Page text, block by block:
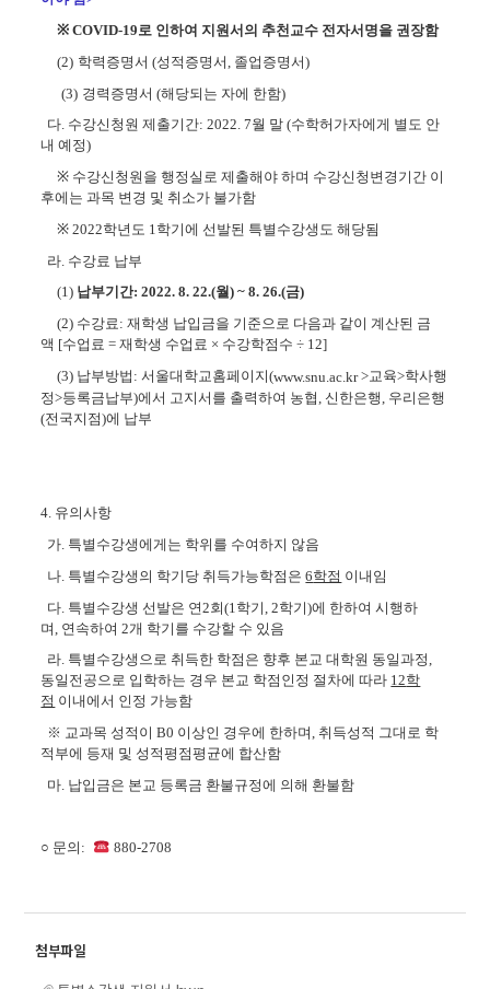
※COVID-19로 인하여 지원서의 추천교수 전자서명을 권장함
(2) 학력증명서(성적증명서 졸업증명서)
(3) 경력증명서(해당되는 자에 한함)
다. 수강신청원 제출기간: 2022. 7월 말 (수학허가자에게 별도 안
내 예정)
※ 수강신청원을 행정실로 제출해야 하며 수강신청변경기간 이
후에는 과목 변경 및 취소가 불가함
※2022학년도 1 학기에 선발된 특별수강생도 해당됨
라 수강료 납부
(1) 납부기간: 2022. 8. 22.(월) ~ 8. 26.(금)
(2) 수강료:재학생 납입금을 기준으로 다음과 같이 계산된 금
액 [수업료=재학생 수업료 × 수강학점수÷ 12]
(3) 납부방법 :서울대학교홈페이지(www.snu.ac.kr>교육>학사행
정>등록금납부)에서 고지서를 출력하여 농협, 신한은행, 우리은행
(전국지점)에 납부
4. 유의사항
가. 특별수강생에게는 학위를 수여하지 않음
나 특별수강생의 학기당 취득가능학점은6학점 이내임
다 특별수강생 선발은 연2회(1 학기 , 2학기)에 한하여 시행하
며 연속하여2개 학기를 수강할 수 있음
라. 특별수강생으로 취득한 학점은 향후 본교 대학원 동일과정,
동일전공으로 입학하는 경우 본교 학점인정 절차에 따라 12학
점 이내에서 인정 가능함
※ 교과목 성적이 B0 이상인 경우에 한하며, 취득성적 그대로 학
적부에 등재 및 성적평점평균에 합산함
마 납입금은 본교 등록금 환불규정에 의해 환불함
○ 문의: 880-2708